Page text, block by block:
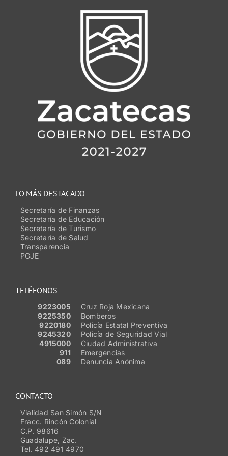
TELÉFONOS
9223005
Cruz Roja Mexicana
9225350
Bomberos
9220180
Policía Estatal Preventiva
9245320
Policía de Seguridad Vial
4915000
Ciudad Administrativa
911
Emergencias
089
Denuncia Anónima
LO MÁS DESTACADO
Secretaría de Finanzas
Secretaría de Educación
Secretaría de Turismo
Secretaría de Salud
Transparencia
PGJE
CONTACTO
Vialidad San Simón S/N
Fracc. Rincón Colonial
C.P. 98616
Guadalupe, Zac.
Tel. 492 491 4970